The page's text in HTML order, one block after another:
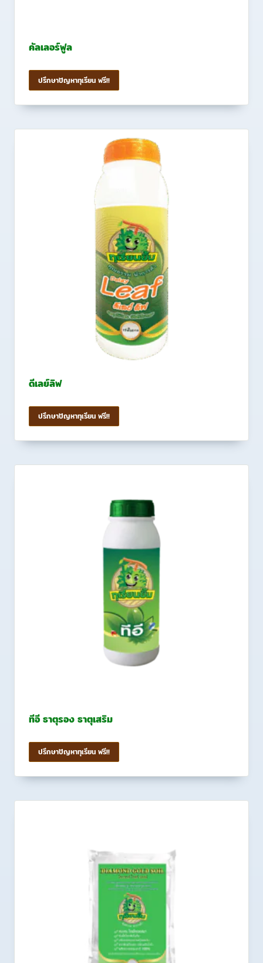
คัลเลอร์ฟูล
ปรึกษาปัญหาทุเรียน ฟรี!!
ดีเลย์ลิฟ
ปรึกษาปัญหาทุเรียน ฟรี!!
ทีอี ธาตุรอง ธาตุเสริม
ปรึกษาปัญหาทุเรียน ฟรี!!